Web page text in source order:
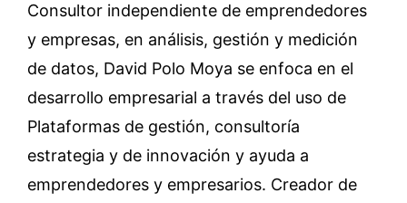
Consultor independiente de emprendedores
y empresas, en análisis, gestión y medición
de datos, David Polo Moya se enfoca en el
desarrollo empresarial a través del uso de
Plataformas de gestión, consultoría
estrategia y de innovación y ayuda a
emprendedores y empresarios. Creador de